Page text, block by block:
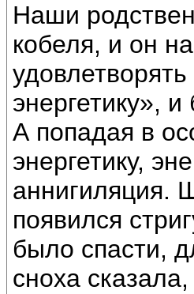
Наши
кобеля, и он
энергетику»,
А попадая в
энергетику,
аннигиляция.
появился
было спасти,
сноха